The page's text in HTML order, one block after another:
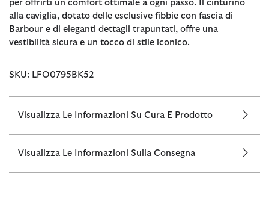
per offrirti un comfort ottimale a ogni passo. Il cinturino
alla caviglia, dotato delle esclusive fibbie con fascia di
Barbour e di eleganti dettagli trapuntati, offre una
vestibilità sicura e un tocco di stile iconico.
SKU: LFO0795BK52
Visualizza Le Informazioni Su Cura E Prodotto
Visualizza Le Informazioni Sulla Consegna